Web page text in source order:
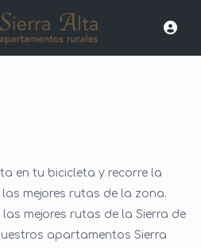
en tu bicicleta y recorre la
mejores rutas de la zona.
las mejores rutas de la Sierra de
apartamentos Sierra